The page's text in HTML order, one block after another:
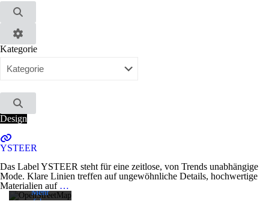
Suchen
Advanced
Filters
Kategorie
Suchen
Design
YSTEER
Das Label YSTEER steht für eine zeitlose, von Trends unabhängige
Mode. Klare Linien treffen auf ungewöhnliche Details, hochwertige
Materialien auf …
Laden der
Sie die
Datenschutzerklärung
von
OpenStreetMap
Foundation.
Mehr
erfahren